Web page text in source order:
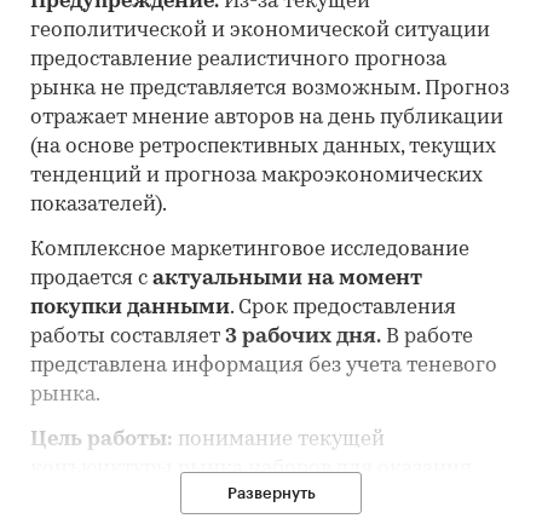
геополитической и экономической ситуации
предоставление реалистичного прогноза
рынка не представляется возможным. Прогноз
отражает мнение авторов на день публикации
(на основе ретроспективных данных, текущих
тенденций и прогноза макроэкономических
показателей).
Комплексное маркетинговое исследование
продается с актуальными на момент
покупки данными. Срок предоставления
работы составляет 3 рабочих дня. В работе
представлена информация без учета теневого
рынка.
Цель работы: понимание текущей
конъюнктуры рынка наборов для оказания
первой помощи и оценка перспектив его
Развернуть